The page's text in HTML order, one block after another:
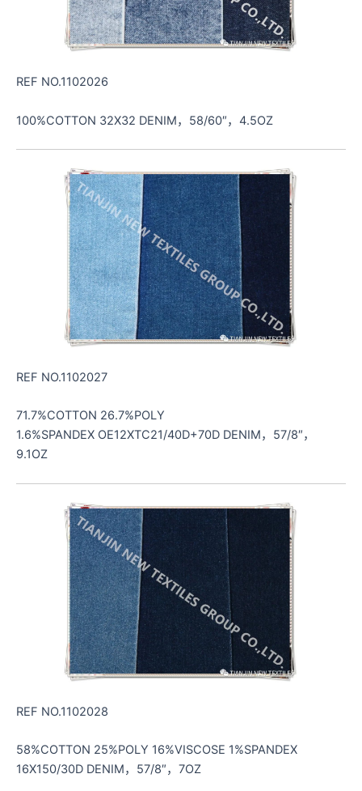
REF NO.1102026
100%COTTON 32X32 DENIM，58/60″，4.5OZ
REF NO.1102027
71.7%COTTON 26.7%POLY
1.6%SPANDEX OE12XTC21/40D+70D DENIM，57/8″，
9.1OZ
REF NO.1102028
58%COTTON 25%POLY 16%VISCOSE 1%SPANDEX
16X150/30D DENIM，57/8″，7OZ